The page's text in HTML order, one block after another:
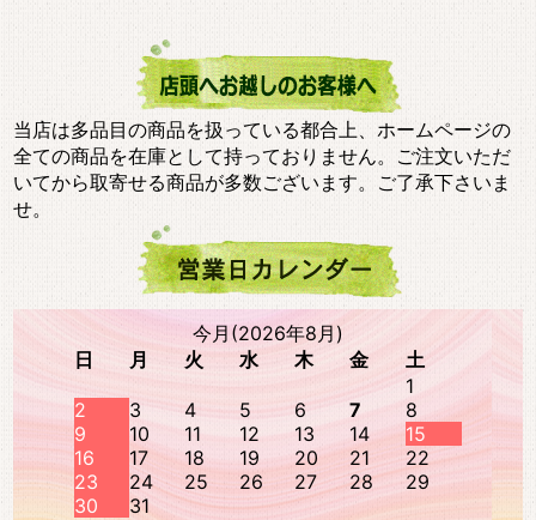
当店は多品目の商品を扱っている都合上、ホームページの
全ての商品を在庫として持っておりません。ご注文いただ
いてから取寄せる商品が多数ございます。ご了承下さいま
せ。
今月(2026年8月)
日
月 火 水 木 金
土
1
2
3 4 5 6 7
8
9
10 11 12 13 14
15
16
17 18 19 20 21
22
23
24 25 26 27 28
29
30
31